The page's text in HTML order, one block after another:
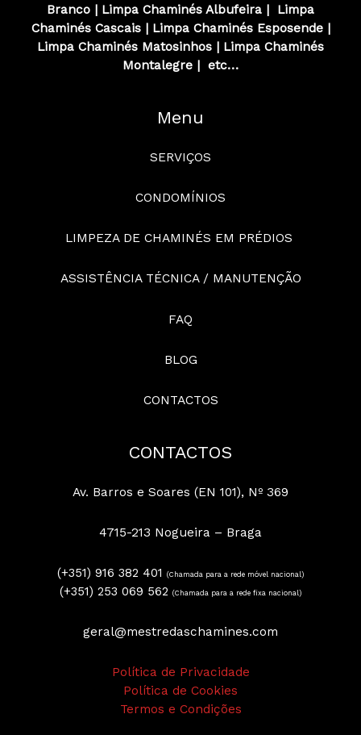
Branco | Limpa Chaminés Albufeira | Limpa
Chaminés Cascais| Limpa ChaminésEsposende|
Limpa Chaminés Matosinhos | Limpa Chaminés
Montalegre | etc…
Menu
SERVIÇOS
CONDOMÍNIOS
LIMPEZA DE CHAMINÉS EM PRÉDIOS
ASSISTÊNCIA TÉCNICA / MANUTENÇÃO
FAQ
BLOG
CONTACTOS
CONTACTOS
Av. Barros e Soares (EN 101), Nº 369
4715-213 Nogueira – Braga
(+351) 916 382 401 (Chamada para a rede móvel nacional)
(+351) 253 069 562 (Chamada para a rede fixa nacional)
geral@mestredaschamines.com
Política de Privacidade
Política de Cookies
Termos e Condições